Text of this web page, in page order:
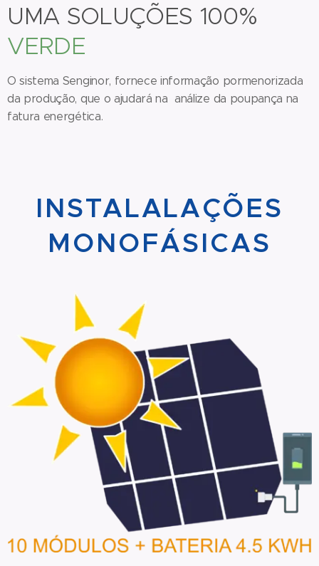
UMA SOLUÇÕES 100%
VERDE
O sistema Senginor, fornece informação pormenorizada
da produção, que o ajudará na análize da poupança na
fatura energética.
INSTALALAÇÕES
MONOFÁSICAS